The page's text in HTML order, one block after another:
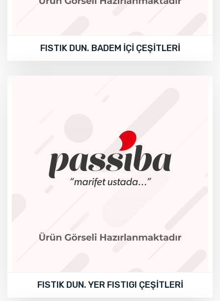
FISTIK DUN. BADEM İÇİ ÇEŞİTLERİ
FISTIK DUN. YER FISTIGI ÇEŞİTLERİ